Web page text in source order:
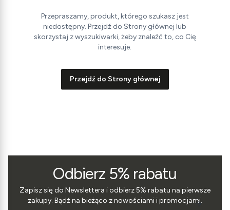
Przepraszamy, produkt, którego szukasz jest
niedostępny. Przejdź do Strony głównej lub
skorzystaj z wyszukiwarki, żeby znaleźć to, co Cię
interesuje.
Przejdź do Strony głównej
Odbierz 5% rabatu
Zapisz się do Newslettera i odbierz 5% rabatu na pierwsze
zakupy. Bądź na bieżąco z nowościami i promocjami.